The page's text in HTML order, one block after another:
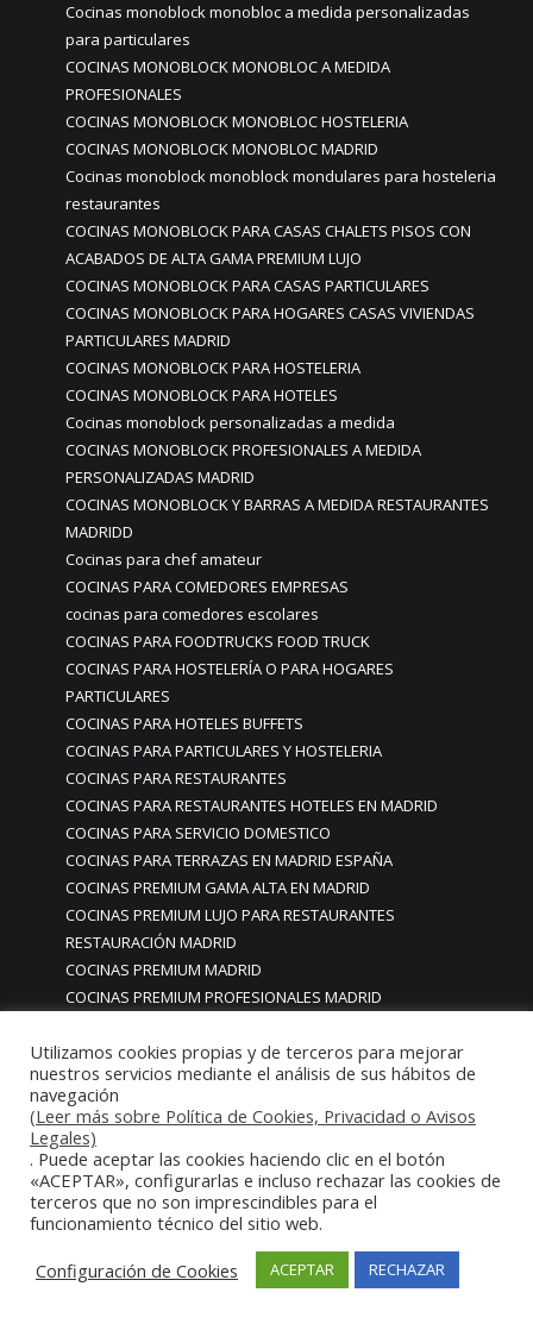
Cocinas monoblock monobloc a medida personalizadas
para particulares
COCINAS MONOBLOCK MONOBLOC A MEDIDA
PROFESIONALES
COCINAS MONOBLOCK MONOBLOC HOSTELERIA
COCINAS MONOBLOCK MONOBLOC MADRID
Cocinas monoblock monoblock mondulares para hosteleria
restaurantes
COCINAS MONOBLOCK PARA CASAS CHALETS PISOS CON
ACABADOS DE ALTA GAMA PREMIUM LUJO
COCINAS MONOBLOCK PARA CASAS PARTICULARES
COCINAS MONOBLOCK PARA HOGARES CASAS VIVIENDAS
PARTICULARES MADRID
COCINAS MONOBLOCK PARA HOSTELERIA
COCINAS MONOBLOCK PARA HOTELES
Cocinas monoblock personalizadas a medida
COCINAS MONOBLOCK PROFESIONALES A MEDIDA
PERSONALIZADAS MADRID
COCINAS MONOBLOCK Y BARRAS A MEDIDA RESTAURANTES
MADRIDD
Cocinas para chef amateur
COCINAS PARA COMEDORES EMPRESAS
cocinas para comedores escolares
COCINAS PARA FOODTRUCKS FOOD TRUCK
COCINAS PARA HOSTELERÍA O PARA HOGARES
PARTICULARES
COCINAS PARA HOTELES BUFFETS
COCINAS PARA PARTICULARES Y HOSTELERIA
COCINAS PARA RESTAURANTES
COCINAS PARA RESTAURANTES HOTELES EN MADRID
COCINAS PARA SERVICIO DOMESTICO
COCINAS PARA TERRAZAS EN MADRID ESPAÑA
COCINAS PREMIUM GAMA ALTA EN MADRID
COCINAS PREMIUM LUJO PARA RESTAURANTES
RESTAURACIÓN MADRID
COCINAS PREMIUM MADRID
COCINAS PREMIUM PROFESIONALES MADRID
COCINAS PROFESIONALES • MOBILIARIO • ENCIMERAS •
REVESTIMIENTOS • ESTRUCTURAS • ELEMENTOS
DECORATIVOS ACERO INOXIDABLE
COCINAS PROFESIONALES A MEDIDA PERSONALIZADAS PARA
PARTICULARES
COCINAS PROFESIONALES ACERO INOXIDABLE
COCINAS PROFESIONALES HORECA
Cocinas profesionales industriales monoblock a medida
Utilizamos cookies propias y de terceros para mejorar
nuestros servicios mediante el análisis de sus hábitos de
navegación
(Leer más sobre Política de Cookies, Privacidad o Avisos
Legales)
. Puede aceptar las cookies haciendo clic en el botón
«ACEPTAR», configurarlas e incluso rechazar las cookies de
terceros que no son imprescindibles para el
funcionamiento técnico del sitio web.
Configuración de Cookies
ACEPTAR RECHAZAR